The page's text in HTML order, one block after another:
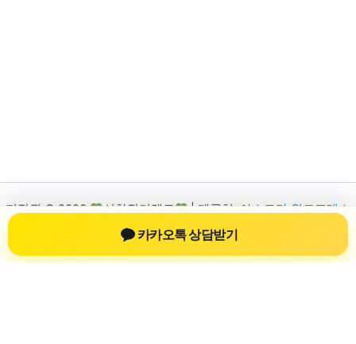
저작권 © 2026 신차장기렌트 | 제공처:
아스트라 워드프레스
테마
카카오톡 상담받기